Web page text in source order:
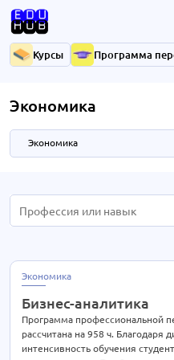
Курсы Программа
Экономика
Экономика
HR и управление
Бухгалтерия
Высший менеджмент
Экономика
Бизнес-аналитика
Программа профессиональной
рассчитана на 958 ч. Благодаря
интенсивность обучения